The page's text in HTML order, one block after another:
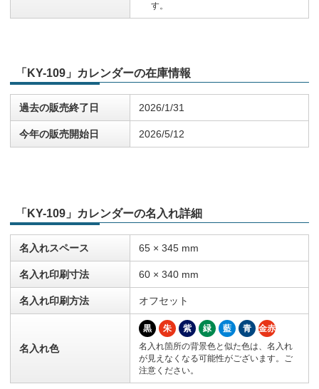
す。
「KY-109」カレンダーの在庫情報
過去の販売終了日 2026/1/31
今年の販売開始日 2026/5/12
「KY-109」カレンダーの名入れ詳細
名入れスペース 65 × 345 mm
名入れ印刷寸法 60 × 340 mm
名入れ印刷方法 オフセット
名入れ色
黒 朱 紫 緑 藍 青
金赤
名入れ箇所の背景色と似た色は、名入れ
が見えなくなる可能性がございます。ご
注意ください。